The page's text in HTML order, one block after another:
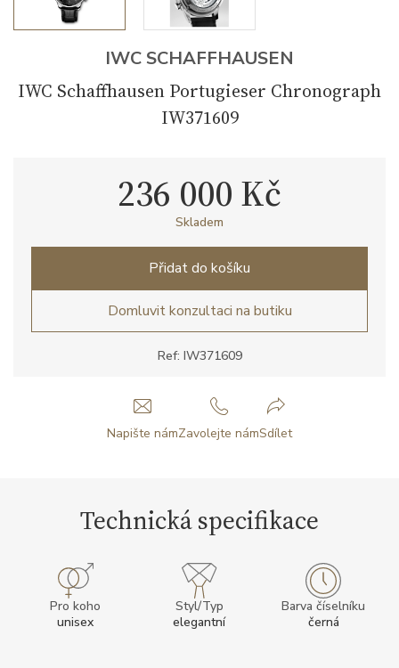
IWC SCHAFFHAUSEN
IWC Schaffhausen Portugieser Chronograph
IW371609
Ref: IW371609
236 000 Kč
Skladem
Přidat do košíku
Domluvit konzultaci na butiku
Napište námZavolejte námSdílet
Technická specifikace
Pro koho
unisex
Styl/Typ
elegantní
Barva číselníku
černá